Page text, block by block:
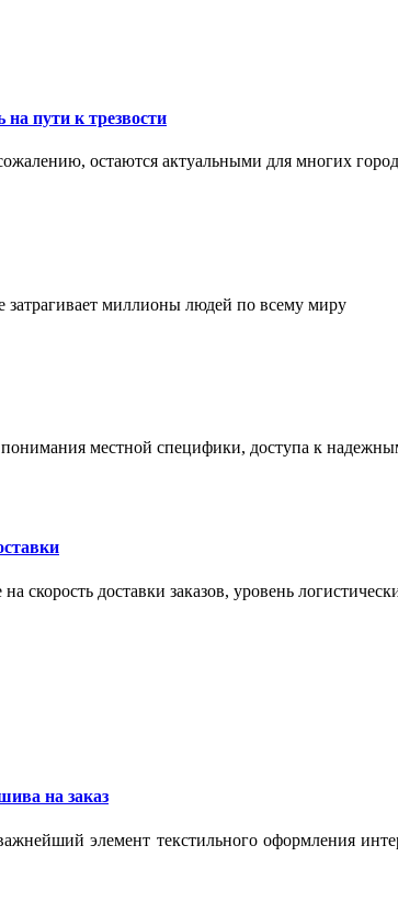
пути к трезвости
остаются актуальными для многих
затрагивает миллионы людей по всему миру
местной специфики, доступа к
доставки заказов, уровень
на заказ
элемент текстильного оформления